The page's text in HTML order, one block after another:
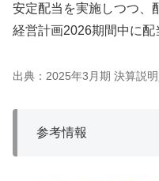
安定配当を実施しつつ、
経営計画2026期間中に配
出典：2025年3月期 決算説
参考情報